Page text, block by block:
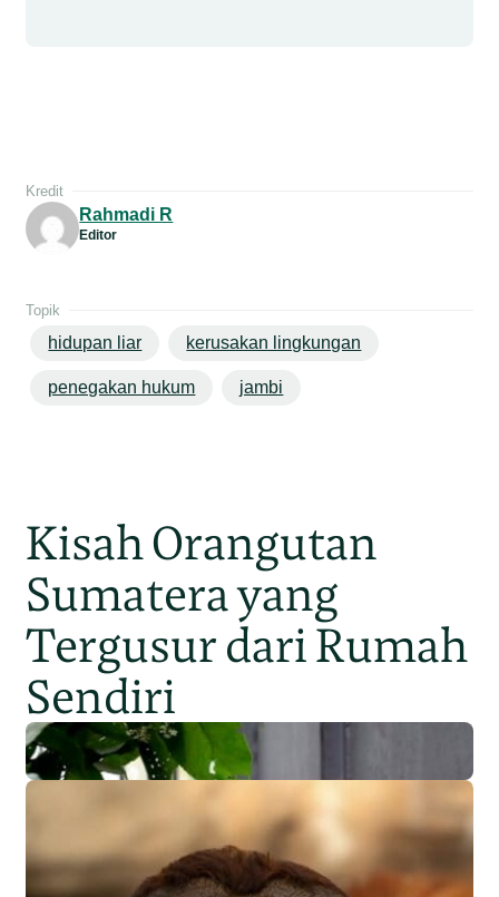
Kredit
Rahmadi R
Editor
Topik
hidupan liar kerusakan lingkungan
penegakan hukum jambi
Kisah Orangutan
Sumatera yang
Tergusur dari Rumah
Sendiri